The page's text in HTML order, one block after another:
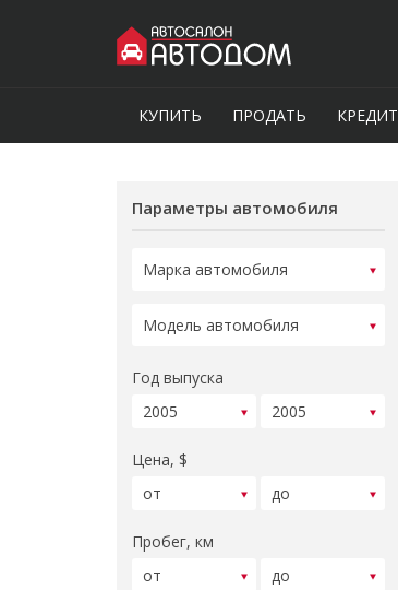
КУПИТЬ ПРОДАТЬ КРЕДИТ
Параметры автомобиля
Год выпуска
Цена, $
Пробег, км